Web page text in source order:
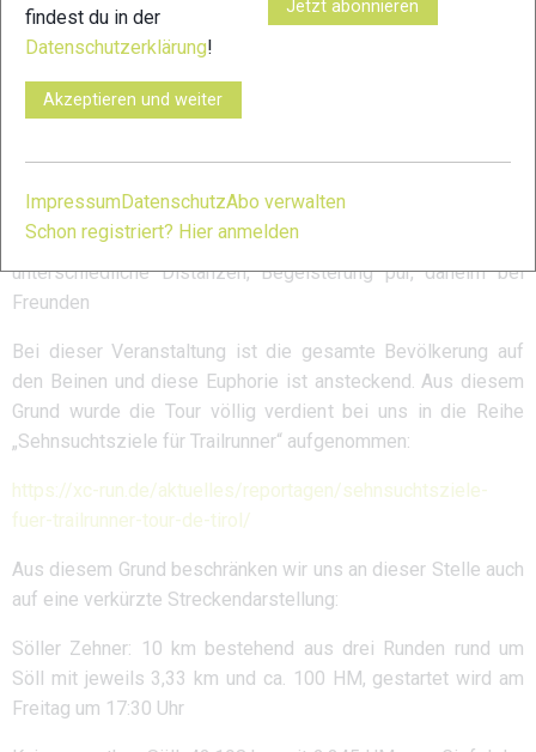
Tour de Tirol
Nach der Pandemie- bedingten Absage 2020 findet dieser
Klassiker in und rund um Söll endlich wieder statt. Neben
Tour de Tirol bedarf es eigentlich nur weniger Worte um
diesen Event zu beschreiben: familiär, fordernd,
unterschiedliche Distanzen, Begeisterung pur, daheim bei
Freunden
Bei dieser Veranstaltung ist die gesamte Bevölkerung auf
den Beinen und diese Euphorie ist ansteckend. Aus diesem
Grund wurde die Tour völlig verdient bei uns in die Reihe
„Sehnsuchtsziele für Trailrunner“ aufgenommen:
https://xc-run.de/aktuelles/reportagen/sehnsuchtsziele-
fuer-trailrunner-tour-de-tirol/
Aus diesem Grund beschränken wir uns an dieser Stelle auch
auf eine verkürzte Streckendarstellung:
Söller Zehner: 10 km bestehend aus drei Runden rund um
Söll mit jeweils 3,33 km und ca. 100 HM, gestartet wird am
Freitag um 17:30 Uhr
findest du in der
Datenschutzerklärung!
Akzeptieren und weiter
Jetzt abonnieren
ImpressumDatenschutzAbo verwalten
Schon registriert? Hier anmelden